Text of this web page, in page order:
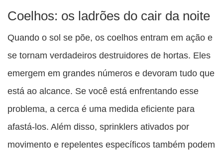
Coelhos: os ladrões do cair da noite
Quando o sol se põe, os coelhos entram em ação e
se tornam verdadeiros destruidores de hortas. Eles
emergem em grandes números e devoram tudo que
está ao alcance. Se você está enfrentando esse
problema, a cerca é uma medida eficiente para
afastá-los. Além disso, sprinklers ativados por
movimento e repelentes específicos também podem